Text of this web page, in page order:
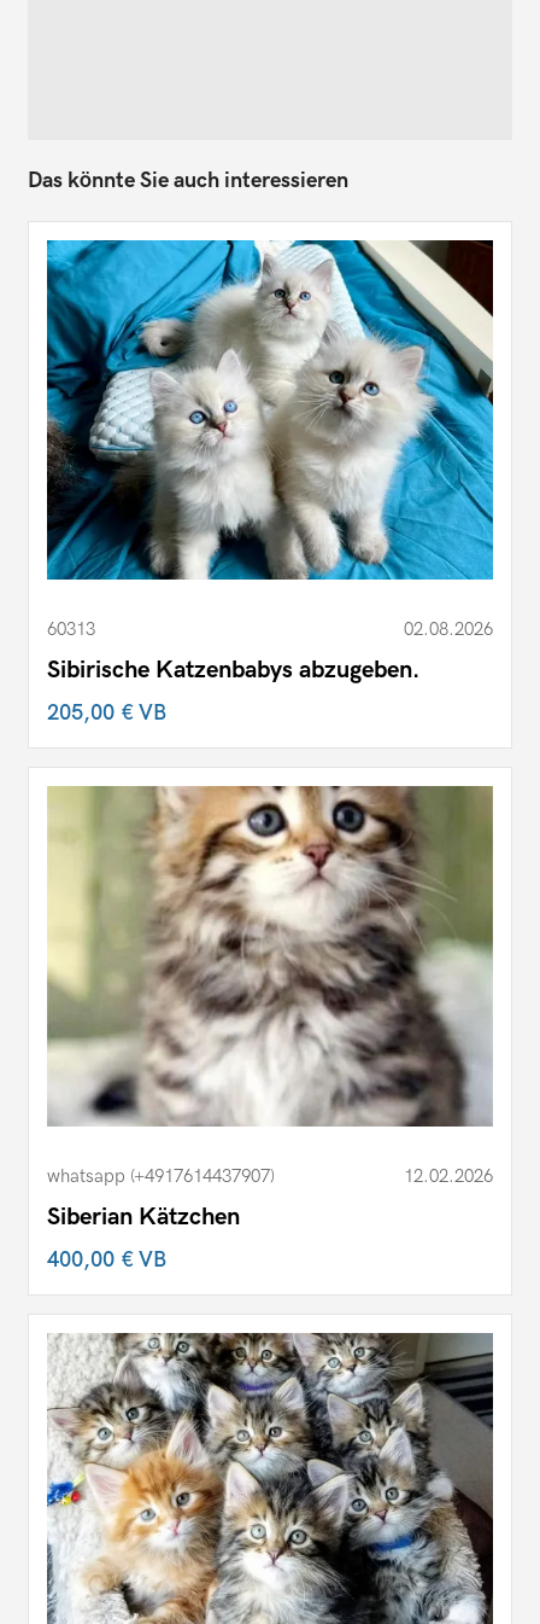
Das könnte Sie auch interessieren
60313 02.08.2026
Sibirische Katzenbabys abzugeben.
205,00 €VB
whatsapp (+4917614437907) 12.02.2026
Siberian Kätzchen
400,00 €VB